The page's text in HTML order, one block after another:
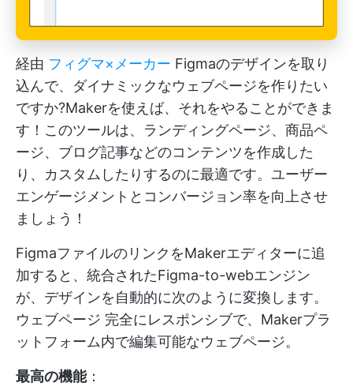
経由 フィグマ×メーカー Figmaのデザインを取り
込んで、ダイナミックなウェブページを作りたい
ですか?Makerを使えば、それをやることができま
す！このツールは、ランディングページ、商品ペ
ージ、ブログ記事などのコンテンツを作成した
り、カスタムしたりするのに最適です。ユーザー
エンゲージメントとコンバージョン率を向上させ
ましょう！
FigmaファイルのリンクをMakerエディターに追
加すると、統合されたFigma-to-webエンジン
が、デザインを自動的に次のように変換します。
ウェブページ 完全にレスポンシブで、Makerプラ
ットフォーム内で編集可能なウェブページ。
最高の機能：